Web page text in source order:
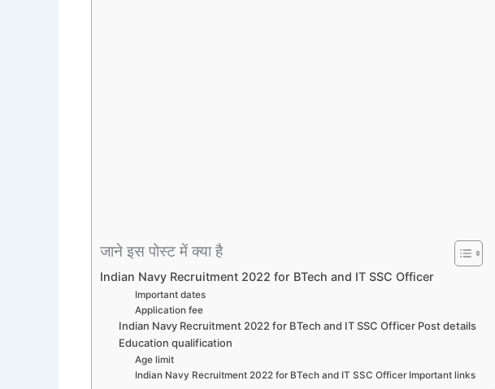
जाने इस पोस्ट में क्या है
Indian Navy Recruitment 2022 for BTech and IT SSC Officer
Important dates
Application fee
Indian Navy Recruitment 2022 for BTech and IT SSC Officer Post details
Education qualification
Age limit
Indian Navy Recruitment 2022 for BTech and IT SSC Officer Important links